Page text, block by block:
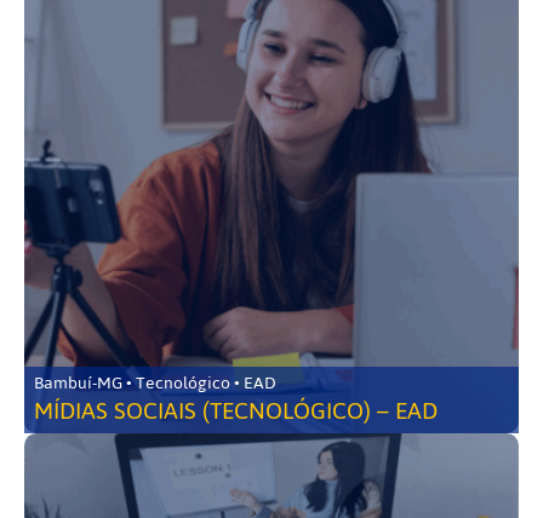
Bambuí-MG • Tecnológico • EAD
MÍDIAS SOCIAIS (TECNOLÓGICO) – EAD